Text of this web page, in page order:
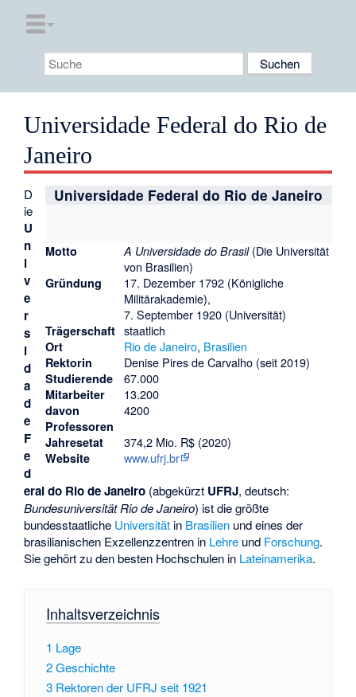
Universidade Federal do Rio de
Janeiro
Universidade Federal do Rio de Janeiro
Motto A Universidade do Brasil(Die Universität
von Brasilien)
Gründung
17. Dezember 1792 (Königliche
Militärakademie),
7. September 1920 (Universität)
Trägerschaft staatlich
Ort Rio de Janeiro, Brasilien
Rektorin Denise Pires de Carvalho(seit 2019)
Studierende 67.000
Mitarbeiter 13.200
davon
Professoren
4200
Jahresetat 374,2 Mio. R$ (2020)
Website www.ufrj.br
D
ie
U
n
i
v
e
r
s
i
d
a
d
e
F
e
d
eral do Rio de Janeiro (abgekürzt UFRJ, deutsch:
Bundesuniversität Rio de Janeiro) ist die größte
bundesstaatliche Universität in Brasilien und eines der
brasilianischen Exzellenzzentren in Lehre und Forschung.
Sie gehört zu den besten Hochschulen in Lateinamerika.
Inhaltsverzeichnis
1 Lage
2Geschichte
3 Rektoren der UFRJ seit 1921